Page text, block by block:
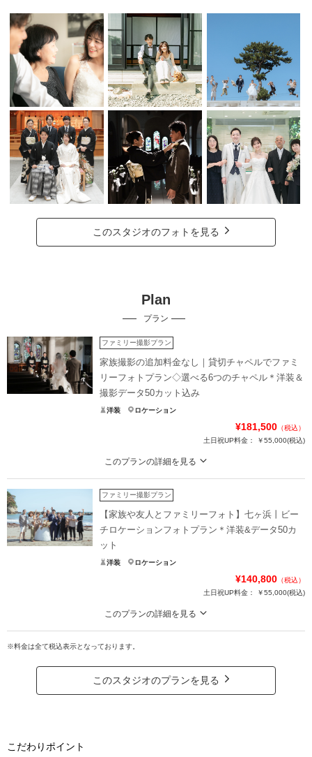
このスタジオのフォトを見る
Plan
プラン
ファミリー撮影プラン
家族撮影の追加料金なし｜貸切チャペルでファミ
リーフォトプラン◇選べる6つのチャペル＊洋装＆
撮影データ50カット込み
洋装 ロケーション
¥181,500 （税込）
土日祝UP料金：
￥55,000(税込)
このプランの詳細を見る
結婚式用のドレスで、より上質なチャペルフォトを。ご両家のお衣裳手配もク
チュールナオコにお任せ！
ご家族との撮影は追加料金なし。衣裳から撮影まで一括対応で、留袖やモーニ
ングのレンタルもご相談いただけるので安心！
ホテルモントレ仙台・ゆりが丘マリアージュアンヴィラなど、6つのチャペルか
らお好みの会場をお選びいただけます。
ヘアメイク
家族用衣装レンタル
ファミリー撮影プラン
【家族や友人とファミリーフォト】七ヶ浜丨ビー
チロケーションフォトプラン＊洋装&データ50カ
ット
洋装 ロケーション
¥140,800 （税込）
土日祝UP料金：
￥55,000(税込)
このプランの詳細を見る
何人参加しても撮影追加料金なし♪クチュールナオコだから叶う＊上質で豊富な
ラインナップから選ぶ洋装でファミリーフォトウエディング
幸せいっぱいのビーチフォトが残せるファミリーフォトプラン。
参加人数が増えても追加撮影料金は無料♪
撮影料
※料金は全て税込表示となっております。
このスタジオのプランを見る
こだわりポイント